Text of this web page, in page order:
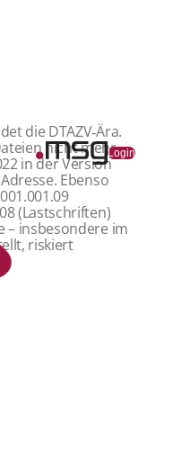
Login
die DTAZV‑Ära.
nicht mehr
in der Version
Ebenso
(Lastschriften)
– insbesondere im
riskiert